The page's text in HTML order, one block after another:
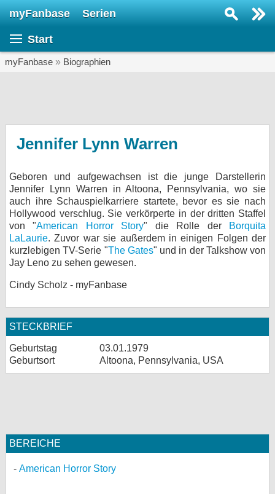
myFanbase Serien
Start
myFanbase » Biographien
Jennifer Lynn Warren
Geboren und aufgewachsen ist die junge Darstellerin
Jennifer Lynn Warren in Altoona, Pennsylvania, wo sie
auch ihre Schauspielkarriere startete, bevor es sie nach
Hollywood verschlug. Sie verkörperte in der dritten Staffel
von "American Horror Story" die Rolle der
Borquita
LaLaurie. Zuvor war sie außerdem in einigen Folgen der
kurzlebigen TV-Serie "The Gates" und in der Talkshow von
Jay Leno zu sehen gewesen.
Cindy Scholz - myFanbase
STECKBRIEF
Geburtstag
03.01.1979
Geburtsort
Altoona, Pennsylvania, USA
BEREICHE
American Horror Story
KULTUR
Specials
SERVICE
Gewinnspiele
Forum
bei Facebook
Kontakt
Cookie-Einstellungen